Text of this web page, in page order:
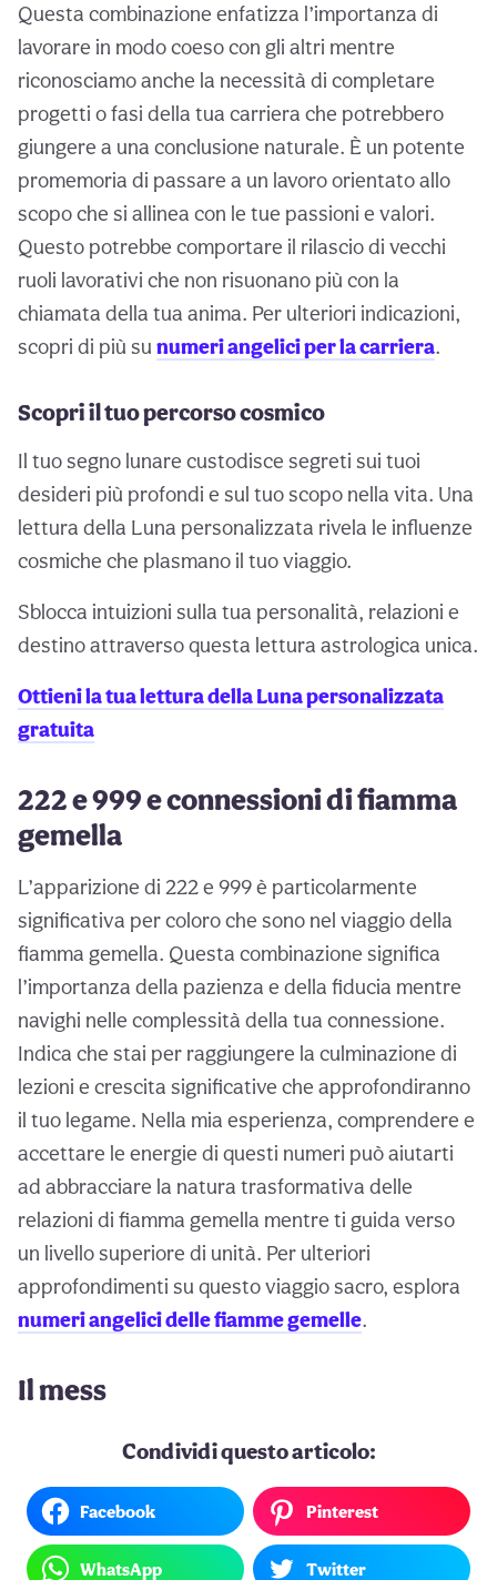
Questa combinazione enfatizza l’importanza di
lavorare in modo coeso con gli altri mentre
riconosciamo anche la necessità di completare
progetti o fasi della tua carriera che potrebbero
giungere a una conclusione naturale. È un potente
promemoria di passare a un lavoro orientato allo
scopo che si allinea con le tue passioni e valori.
Questo potrebbe comportare il rilascio di vecchi
ruoli lavorativi che non risuonano più con la
chiamata della tua anima. Per ulteriori indicazioni,
scopri di più su numeri angelici per la carriera.
Scopri il tuo percorso cosmico
Il tuo segno lunare custodisce segreti sui tuoi
desideri più profondi e sul tuo scopo nella vita. Una
lettura della Luna personalizzata rivela le influenze
cosmiche che plasmano il tuo viaggio.
Sblocca intuizioni sulla tua personalità, relazioni e
destino attraverso questa lettura astrologica unica.
Ottieni la tua lettura della Luna personalizzata
gratuita
222 e 999 e connessioni di fiamma
gemella
L’apparizione di 222 e 999 è particolarmente
significativa per coloro che sono nel viaggio della
fiamma gemella. Questa combinazione significa
l’importanza della pazienza e della fiducia mentre
navighi nelle complessità della tua connessione.
Indica che stai per raggiungere la culminazione di
lezioni e crescita significative che approfondiranno
il tuo legame. Nella mia esperienza, comprendere e
accettare le energie di questi numeri può aiutarti
ad abbracciare la natura trasformativa delle
relazioni di fiamma gemella mentre ti guida verso
un livello superiore di unità. Per ulteriori
approfondimenti su questo viaggio sacro, esplora
numeri angelici delle fiamme gemelle.
Il mess
Condividi questo articolo:
Facebook Pinterest
WhatsApp Twitter